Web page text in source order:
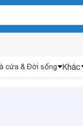
cửa & Đời sống Khác